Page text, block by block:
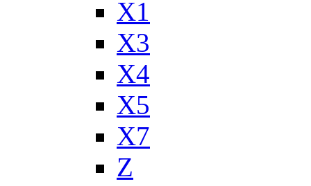
X1
X3
X4
X5
X7
Z